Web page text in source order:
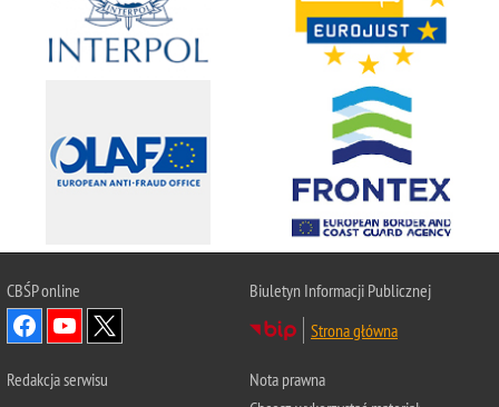
CBŚPonline
Biuletyn Informacji Publicznej
Strona główna
Redakcja serwisu
Nota prawna